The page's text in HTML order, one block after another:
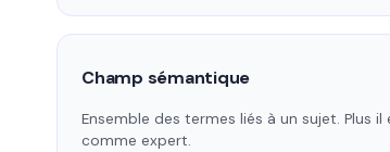
Champ sémantique
Ensemble des termes liés à un sujet. Plus
comme expert.